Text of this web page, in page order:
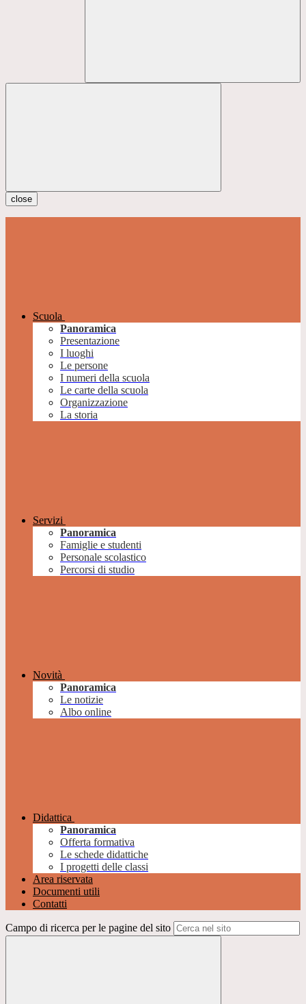
close
Scuola
Panoramica
Presentazione
I luoghi
Le persone
I numeri della scuola
Le carte della scuola
Organizzazione
La storia
Servizi
Panoramica
Famiglie e studenti
Personale scolastico
Percorsi di studio
Novità
Panoramica
Le notizie
Albo online
Didattica
Panoramica
Offerta formativa
Le schede didattiche
I progetti delle classi
Area riservata
Documenti utili
Contatti
Campo di ricerca per le pagine del sito